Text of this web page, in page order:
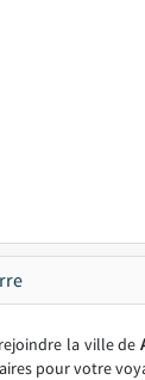
la ville de
pour votre